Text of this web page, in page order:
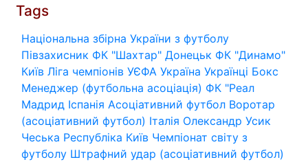
Tags
Національна збірна України з футболу
Півзахисник ФК "Шахтар" Донецьк ФК "Динамо"
Київ Ліга чемпіонів УЄФА Україна Українці Бокс
Менеджер (футбольна асоціація) ФК "Реал
Мадрид Іспанія Асоціативний футбол Воротар
(асоціативний футбол) Італія Олександр Усик
Чеська Республіка Київ Чемпіонат світу з
футболу Штрафний удар (асоціативний футбол)